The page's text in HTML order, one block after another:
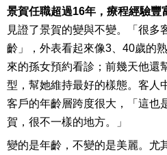
景賀任職超過16年，療程經驗豐
見證了景賀的變與不變。「很多
齡」，外表看起來像3、40歲的
來的孫女預約看診；前幾天他還
型，幫她維持最好的樣態。客人
客戶的年齡層跨度很大，「這也
賀，很不一樣的地方。
」
變的是年齡，不變的是美麗。尤